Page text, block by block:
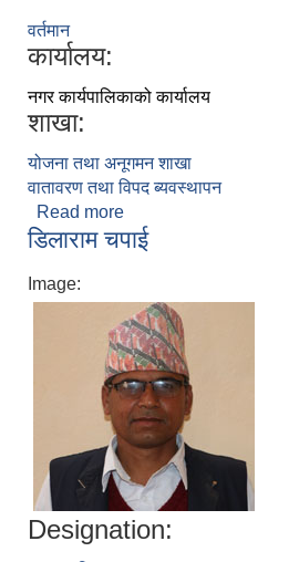
वर्तमान
कार्यालय:
नगर कार्यपालिकाको कार्यालय
शाखा:
योजना तथा अनूगमन शाखा
वातावरण तथा विपद ब्यवस्थापन
Read more
डिलाराम चपाई
Image:
Designation: